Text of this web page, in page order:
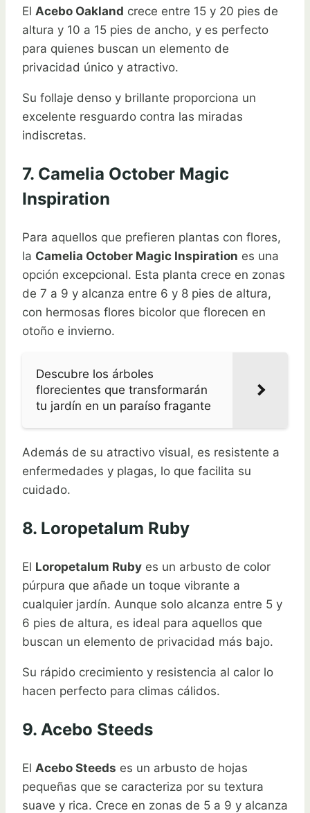
El Acebo Oakland crece entre 15 y 20 pies de
altura y 10 a 15 pies de ancho, y es perfecto
para quienes buscan un elemento de
privacidad único y atractivo.
Su follaje denso y brillante proporciona un
excelente resguardo contra las miradas
indiscretas.
7. Camelia October Magic
Inspiration
Para aquellos que prefieren plantas con flores,
la Camelia October Magic Inspiration es una
opción excepcional. Esta planta crece en zonas
de 7 a 9 y alcanza entre 6 y 8 pies de altura,
con hermosas flores bicolor que florecen en
otoño e invierno.
Descubre los árboles
florecientes que transformarán
tu jardín en un paraíso fragante
Además de su atractivo visual, es resistente a
enfermedades y plagas, lo que facilita su
cuidado.
8. Loropetalum Ruby
El Loropetalum Ruby es un arbusto de color
púrpura que añade un toque vibrante a
cualquier jardín. Aunque solo alcanza entre 5 y
6 pies de altura, es ideal para aquellos que
buscan un elemento de privacidad más bajo.
Su rápido crecimiento y resistencia al calor lo
hacen perfecto para climas cálidos.
9. Acebo Steeds
El Acebo Steeds es un arbusto de hojas
pequeñas que se caracteriza por su textura
suave y rica. Crece en zonas de 5 a 9 y alcanza